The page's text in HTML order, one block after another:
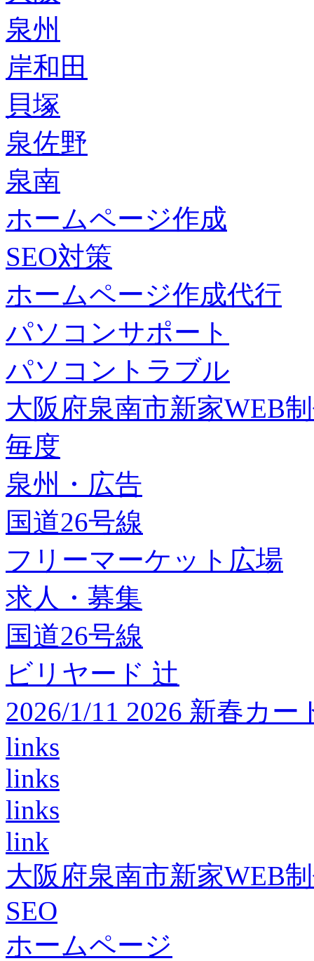
泉州
岸和田
貝塚
泉佐野
泉南
ホームページ作成
SEO対策
ホームページ作成代行
パソコンサポート
パソコントラブル
大阪府泉南市新家WEB
毎度
泉州・広告
国道26号線
フリーマーケット広場
求人・募集
国道26号線
ビリヤード 辻
2026/1/11 2026 新春カ
links
links
links
link
大阪府泉南市新家WEB
SEO
ホームページ